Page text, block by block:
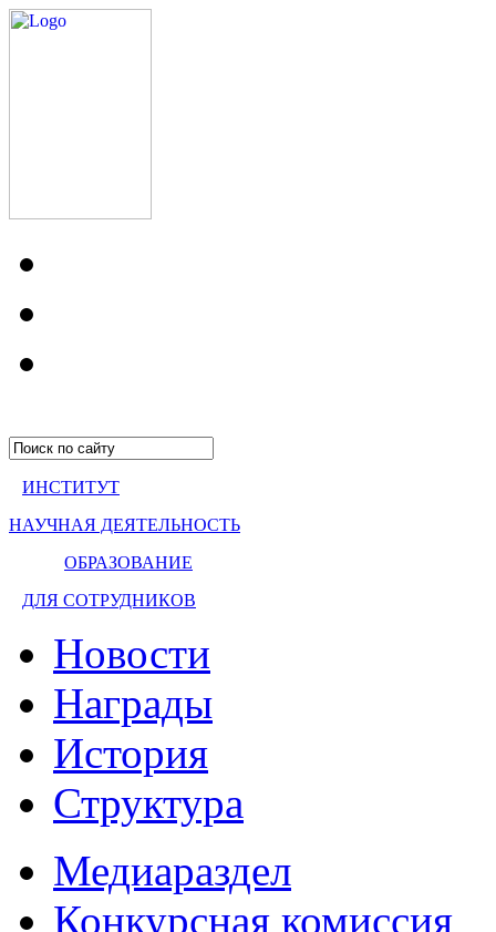
ИНСТИТУТ
НАУЧНАЯ ДЕЯТЕЛЬНОСТЬ
ОБРАЗОВАНИЕ
ДЛЯ СОТРУДНИКОВ
Новости
Награды
История
Структура
Медиараздел
Конкурсная комиссия